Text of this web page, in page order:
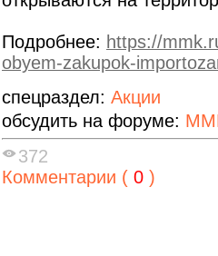
Подробнее: https://
obyem-zakupok-
спецраздел: Акции
обсудить на форуме:
372
Комментарии ( 0 )